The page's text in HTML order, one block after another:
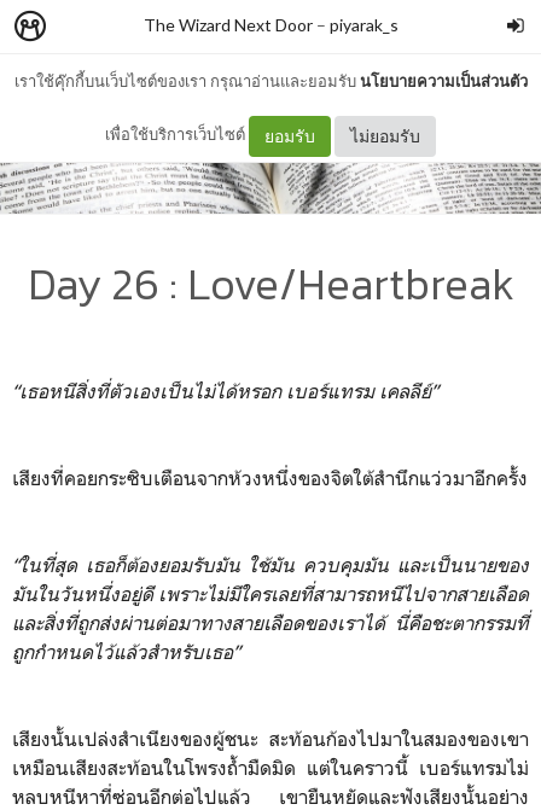
เราใช้คุ๊กกี้บนเว็บไซต์ของเรา กรุณาอ่านและยอมรับนโยบายความเป็นส่วนตัว
เพื่อใช้บริการเว็บไซต์ ยอมรับ ไม่ยอมรับ
The Wizard Next Door– piyarak_s
Day 26 : Love/Heartbreak
“เธอหนีสิ่งที่ตัวเองเป็นไม่ได้หรอก เบอร์แทรม เคลลีย์”
เสียงที่คอยกระซิบเตือนจากห้วงหนึ่งของจิตใต้สำนึกแว่วมาอีกครั้ง
“ในที่สุด เธอก็ต้องยอมรับมัน ใช้มัน ควบคุมมัน และเป็นนายของ
มันในวันหนึ่งอยู่ดี เพราะไม่มีใครเลยที่สามารถหนีไปจากสายเลือด
และสิ่งที่ถูกส่งผ่านต่อมาทางสายเลือดของเราได้ นี่คือชะตากรรมที่
ถูกกำหนดไว้แล้วสำหรับเธอ”
เสียงนั้นเปล่งสำเนียงของผู้ชนะ สะท้อนก้องไปมาในสมองของเขา
เหมือนเสียงสะท้อนในโพรงถ้ำมืดมิด แต่ในคราวนี้ เบอร์แทรมไม่
หลบหนีหาที่ซ่อนอีกต่อไปแล้ว เขายืนหยัดและฟังเสียงนั้นอย่าง